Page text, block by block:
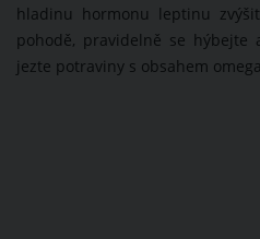
hladinu hormonu leptinu
pohodě, pravidelně se hýbejte
jezte potraviny s obsahem